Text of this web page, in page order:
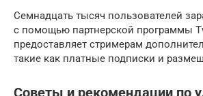
Семнадцать тысяч пользователей
с помощью партнерской программы
предоставляет стримерам
такие как платные подписки и